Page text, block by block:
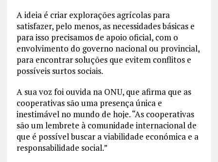
A ideia é criar explorações agrícolas para
satisfazer, pelo menos, as necessidades básicas e
para isso precisamos de apoio oficial, com o
envolvimento do governo nacional ou provincial,
para encontrar soluções que evitem conflitos e
possíveis surtos sociais.
A sua voz foi ouvida na ONU, que afirma que as
cooperativas são uma presença única e
inestimável no mundo de hoje. “As cooperativas
são um lembrete à comunidade internacional de
que é possível buscar a viabilidade económica e a
responsabilidade social.”